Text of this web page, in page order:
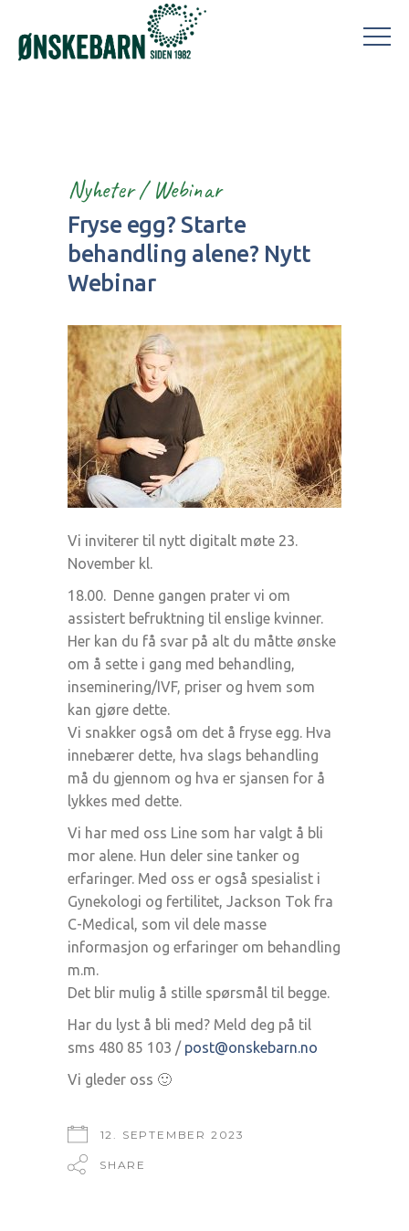
Nyheter/Webinar
Fryse egg? Starte
behandling alene? Nytt
Webinar
Vi inviterer til nytt digitalt møte 23.
November kl.
18.00. Denne gangen prater vi om
assistert befruktning til enslige kvinner.
Her kan du få svar på alt du måtte ønske
om å sette i gang med behandling,
inseminering/IVF, priser og hvem som
kan gjøre dette.
Vi snakker også om det å fryse egg. Hva
innebærer dette, hva slags behandling
må du gjennom og hva er sjansen for å
lykkes med dette.
Vi har med oss Line som har valgt å bli
mor alene. Hun deler sine tanker og
erfaringer. Med oss er også spesialist i
Gynekologi og fertilitet, Jackson Tok fra
C-Medical, som vil dele masse
informasjon og erfaringer om behandling
m.m.
Det blir mulig å stille spørsmål til begge.
Har du lyst å bli med? Meld deg på til
sms 480 85 103 / post@onskebarn.no
Vi gleder oss 🙂
12. SEPTEMBER 2023
SHARE